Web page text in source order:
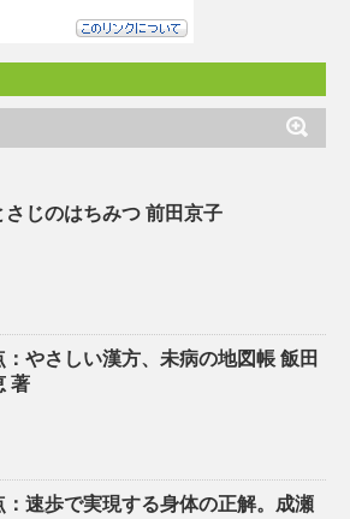
さじのはちみつ 前田京子
：やさしい漢方、未病の地図帳 飯田
著
：速歩で実現する身体の正解。成瀬